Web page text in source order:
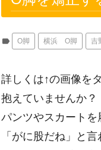
label O脚 横浜 O脚 吉
詳しくは↑の画像を
抱えていませんか
パンツやスカート
「がに股だね」と